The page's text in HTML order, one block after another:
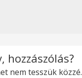
hozzászólás?
nem tesszük közzé.